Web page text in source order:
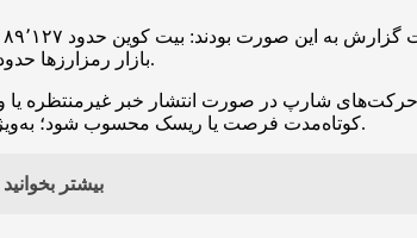
بازار رمزارزها حدود ۳.۰۷ تریلیون دلار برآورد شد که حدود ۰.۹ درصد رشد را نشان می‌داد.
شارپ در صورت انتشار خبر غیرمنتظره
کوتاه‌مدت فرصت یا ریسک محسوب شود؛ به‌ویژه زمانی که بازار در سطوح مقاومتی نزدیک به ۹۰ هزار دلار قرار دارد.
بیشتر بخوانید